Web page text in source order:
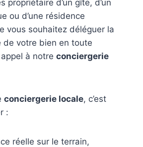
propriétaire d’un gîte, d’un
ou d’une résidence
vous souhaitez déléguer la
de votre bien en toute
à notre conciergerie
conciergerie locale, c’est
:
réelle sur le terrain,